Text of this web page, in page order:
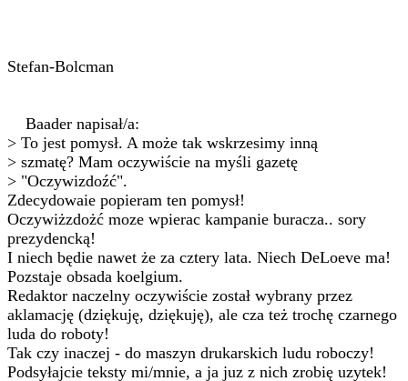
Stefan-Bolcman
Baader napisał/a:
> To jest pomysł. A może tak wskrzesimy inną
> szmatę? Mam oczywiście na myśli gazetę
> "Oczywizdoźć".
Zdecydowaie popieram ten pomysł!
Oczywiżzdożć moze wpierac kampanie buracza.. sory
prezydencką!
I niech będie nawet że za cztery lata. Niech DeLoeve ma!
Pozstaje obsada koelgium.
Redaktor naczelny oczywiście został wybrany przez
aklamację (dziękuję, dziękuję), ale cza też trochę czarnego
luda do roboty!
Tak czy inaczej - do maszyn drukarskich ludu roboczy!
Podsyłajcie teksty mi/mnie, a ja juz z nich zrobię uzytek!